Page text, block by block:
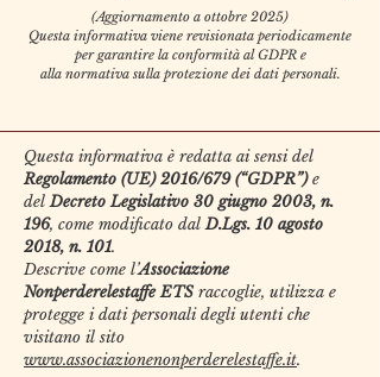
(Aggiornamento a ottobre 2025)
Questa informativa viene revisionata periodicamente
per garantire la conformità al GDPR e
alla normativa sulla protezione dei dati personali.
Questa informativa è redatta ai sensi del
Regolamento (UE) 2016/679 (“GDPR”)e
delDecreto Legislativo 30 giugno 2003, n.
196, come modificato dalD.Lgs. 10 agosto
2018, n. 101.
Descrive come l’Associazione
Nonperderelestaffe ETS raccoglie, utilizza e
protegge i dati personali degli utenti che
visitano il sito
www.associazionenonperderelestaffe.it.